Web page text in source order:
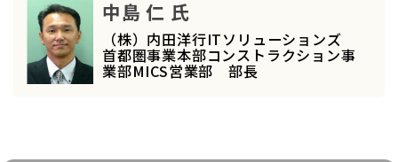
中島 仁 氏
（株）内田洋行ITソリューションズ
首都圏事業本部コンストラクション事
業部MICS営業部 部長